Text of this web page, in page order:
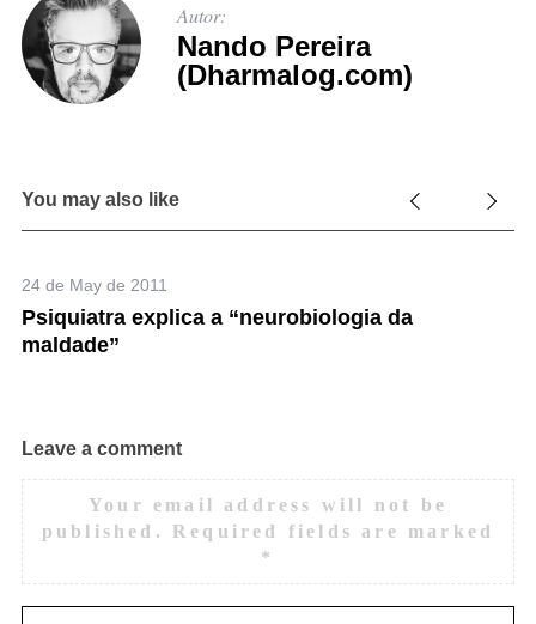
Autor:
Nando Pereira
(Dharmalog.com)
You may also like
24 de May de 2011
Psiquiatra explica a “neurobiologia da
maldade”
Leave a comment
Your email address will not be
published.
Required fields are marked
*